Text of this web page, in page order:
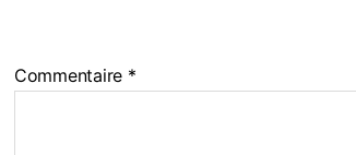
Commentaire *